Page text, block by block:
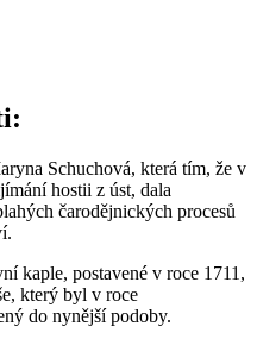
Schuchová, která tím, že v
hostii z úst, dala
čarodějnických procesů
kaple, postavené v roce 1711,
který byl v roce
do nynější podoby.